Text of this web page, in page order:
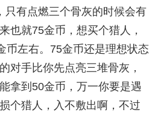
只有点燃三个骨灰的时候会有
也就75金币，想买个猎人，
币左右。75金币还是理想状态
对手比你先点亮三堆骨灰，
拿到50金币，万一你要是遇
个猎人，入不敷出啊，不过